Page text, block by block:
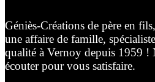
Géniès-Créations de père en
une affaire de famille,
qualité à Vernoy depuis 1959 !
écouter pour vous satisfaire.